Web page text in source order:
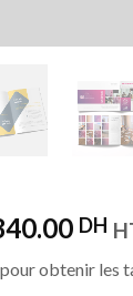
DH
obtenir les